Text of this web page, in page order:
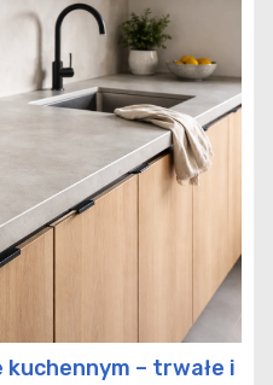
– trwałe i